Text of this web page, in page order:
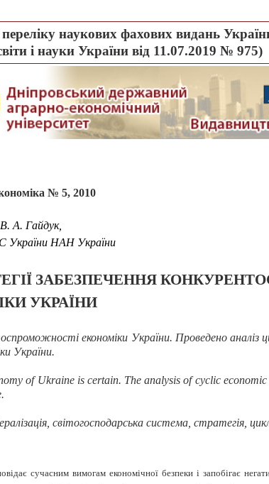
наукових фахових видань
і науки України від 11.07.2019 № 975)
№ 5, 2010
В. А. Гайдук,
України НАН України
ЗАБЕЗПЕЧЕННЯ
УКРАЇНИ
економіки України. Проведено аналіз
України.
of Ukraine is certain. The analysis of cyclic
світогосподарська система, стратегія,
сучасним вимогам економічної безпеки і запобігає